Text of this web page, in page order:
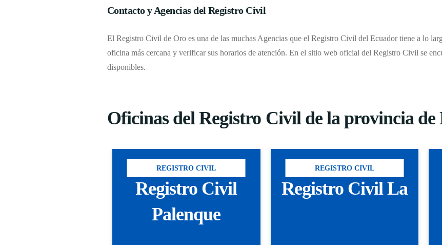
Contacto y Agencias del Registro Civil
El Registro Civil de Oro es una de las muchas Agencias que el Registro Civil del Ecuador tiene a lo
oficina más cercana y verificar sus horarios de atención. En el sitio web oficial del Registro Civil se
disponibles.
Oficinas del Registro Civil de la provincia de
REGISTRO CIVIL
Registro Civil
Palenque
REGISTRO CIVIL
Registro Civil La